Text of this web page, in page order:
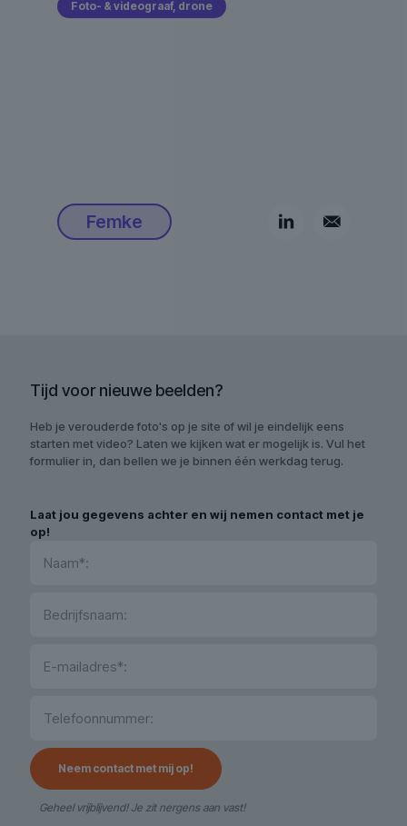
Foto- & videograaf, drone
Femke
Tijd voor nieuwe beelden?
Heb je verouderde foto's op je site of wil je eindelijk eens
starten met video? Laten we kijken wat er mogelijk is. Vul het
formulier in, dan bellen we je binnen één werkdag terug.
Laat jou gegevens achter en wij nemen contact met je
op!
Geheel vrijblijvend! Je zit nergens aan vast!